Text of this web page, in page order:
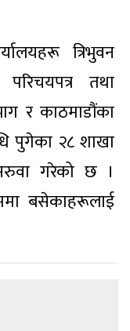
त्रिभुवन
परिचयपत्र तथा
र काठमाडौंका
पुगेका २८ शाखा
गरेको छ ।
बसेकाहरूलाई